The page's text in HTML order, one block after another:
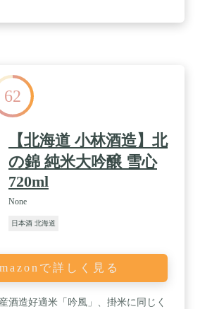
62
【北海道 小林酒造】北
の錦 純米大吟醸 雪心
720ml
None
日本酒 北海道
で詳しく見る
酒造好適米「吟風」、掛米に同じく